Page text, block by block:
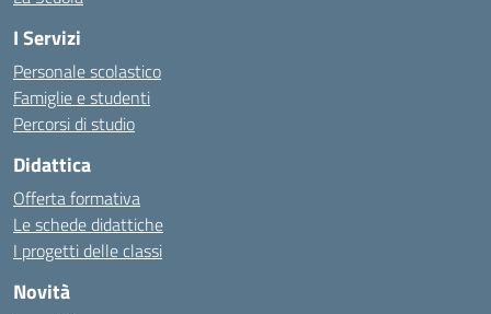
I Servizi
Personale scolastico
Famiglie e studenti
Percorsi di studio
Didattica
Offerta formativa
Le schede didattiche
I progetti delle classi
Novità